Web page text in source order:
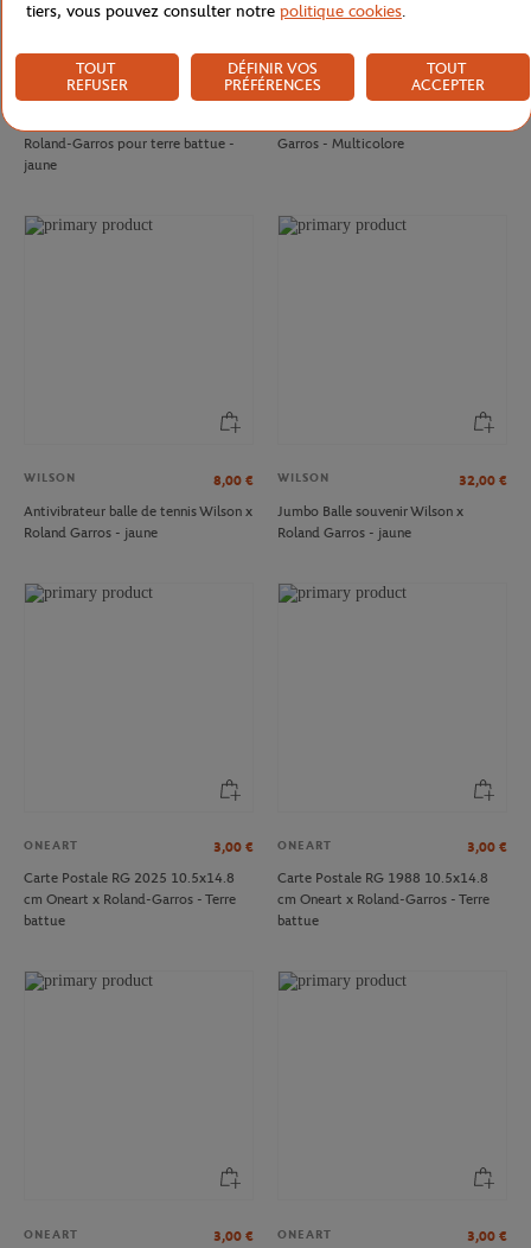
WILSON 10,50 €
Roland-Garros pour terre battue -
jaune
WILSON 8,00
Garros - Multicolore
WILSON 8,00 €
Antivibrateur balle de tennis Wilson x
Roland Garros - jaune
WILSON 32,00 €
Jumbo Balle souvenir Wilson x
Roland Garros - jaune
ONEART 3,00 €
Carte Postale RG 2025 10.5x14.8
cm Oneart x Roland-Garros - Terre
battue
ONEART 3,00 €
Carte Postale RG 1988 10.5x14.8
cm Oneart x Roland-Garros - Terre
battue
ONEART 3,00 € ONEART 3,00 €
tiers, vous pouvez consulter notre politique cookies.
TOUT
REFUSER
DÉFINIR VOS
PRÉFÉRENCES
TOUT
ACCEPTER